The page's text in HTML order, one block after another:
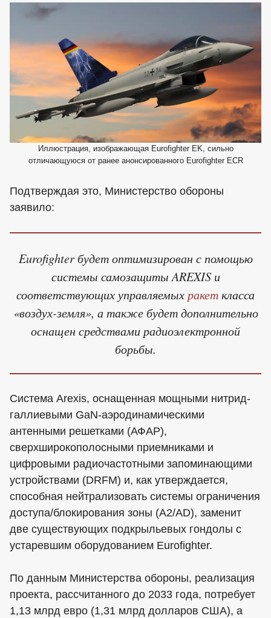
Иллюстрация, изображающая Eurofighter EK, сильно
отличающуюся от ранее анонсированного Eurofighter ECR
Подтверждая это, Министерство обороны
заявило:
Eurofighter будет оптимизирован с помощью
системы самозащиты AREXIS и
соответствующих управляемых ракеткласса
«воздух-земля», а также будет дополнительно
оснащен средствами радиоэлектронной
борьбы.
Система Arexis, оснащенная мощными нитрид-
галлиевыми GaN-аэродинамическими
антенными решетками (АФАР),
сверхширокополосными приемниками и
цифровыми радиочастотными запоминающими
устройствами (DRFM) и, как утверждается,
способная нейтрализовать системы ограничения
доступа/блокирования зоны (A2/AD), заменит
две существующих подкрыльевых гондолы с
устаревшим оборудованием Eurofighter.
По данным Министерства обороны, реализация
проекта, рассчитанного до 2033 года, потребует
1,13 млрд евро (1,31 млрд долларов США), а